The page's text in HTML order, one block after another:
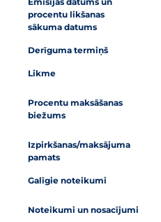
procentu likšanas
sākuma datums
Derīguma termiņš
Likme
Procentu maksāšanas
biežums
Izpirkšanas/maksājuma
pamats
Galīgie noteikumi
Noteikumi un nosacījumi